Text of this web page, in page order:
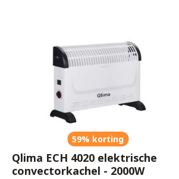
59% korting
Qlima ECH 4020 elektrische
convectorkachel - 2000W